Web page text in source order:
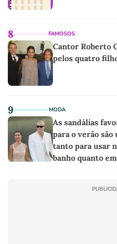
8 FAMOSOS
Cantor Roberto
pelos quatro
9 MODA
As sandálias
para o verão
tanto para usar
banho quanto